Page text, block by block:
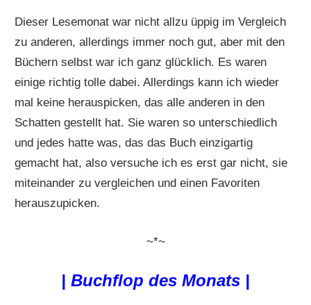
Dieser Lesemonat war nicht allzu üppig im Vergleich
zu anderen, allerdings immer noch gut, aber mit den
Büchern selbst war ich ganz glücklich. Es waren
einige richtig tolle dabei. Allerdings kann ich wieder
mal keine herauspicken, das alle anderen in den
Schatten gestellt hat. Sie waren so unterschiedlich
und jedes hatte was, das das Buch einzigartig
gemacht hat, also versuche ich es erst gar nicht, sie
miteinander zu vergleichen und einen Favoriten
herauszupicken.
~*~
| Buchflop des Monats |